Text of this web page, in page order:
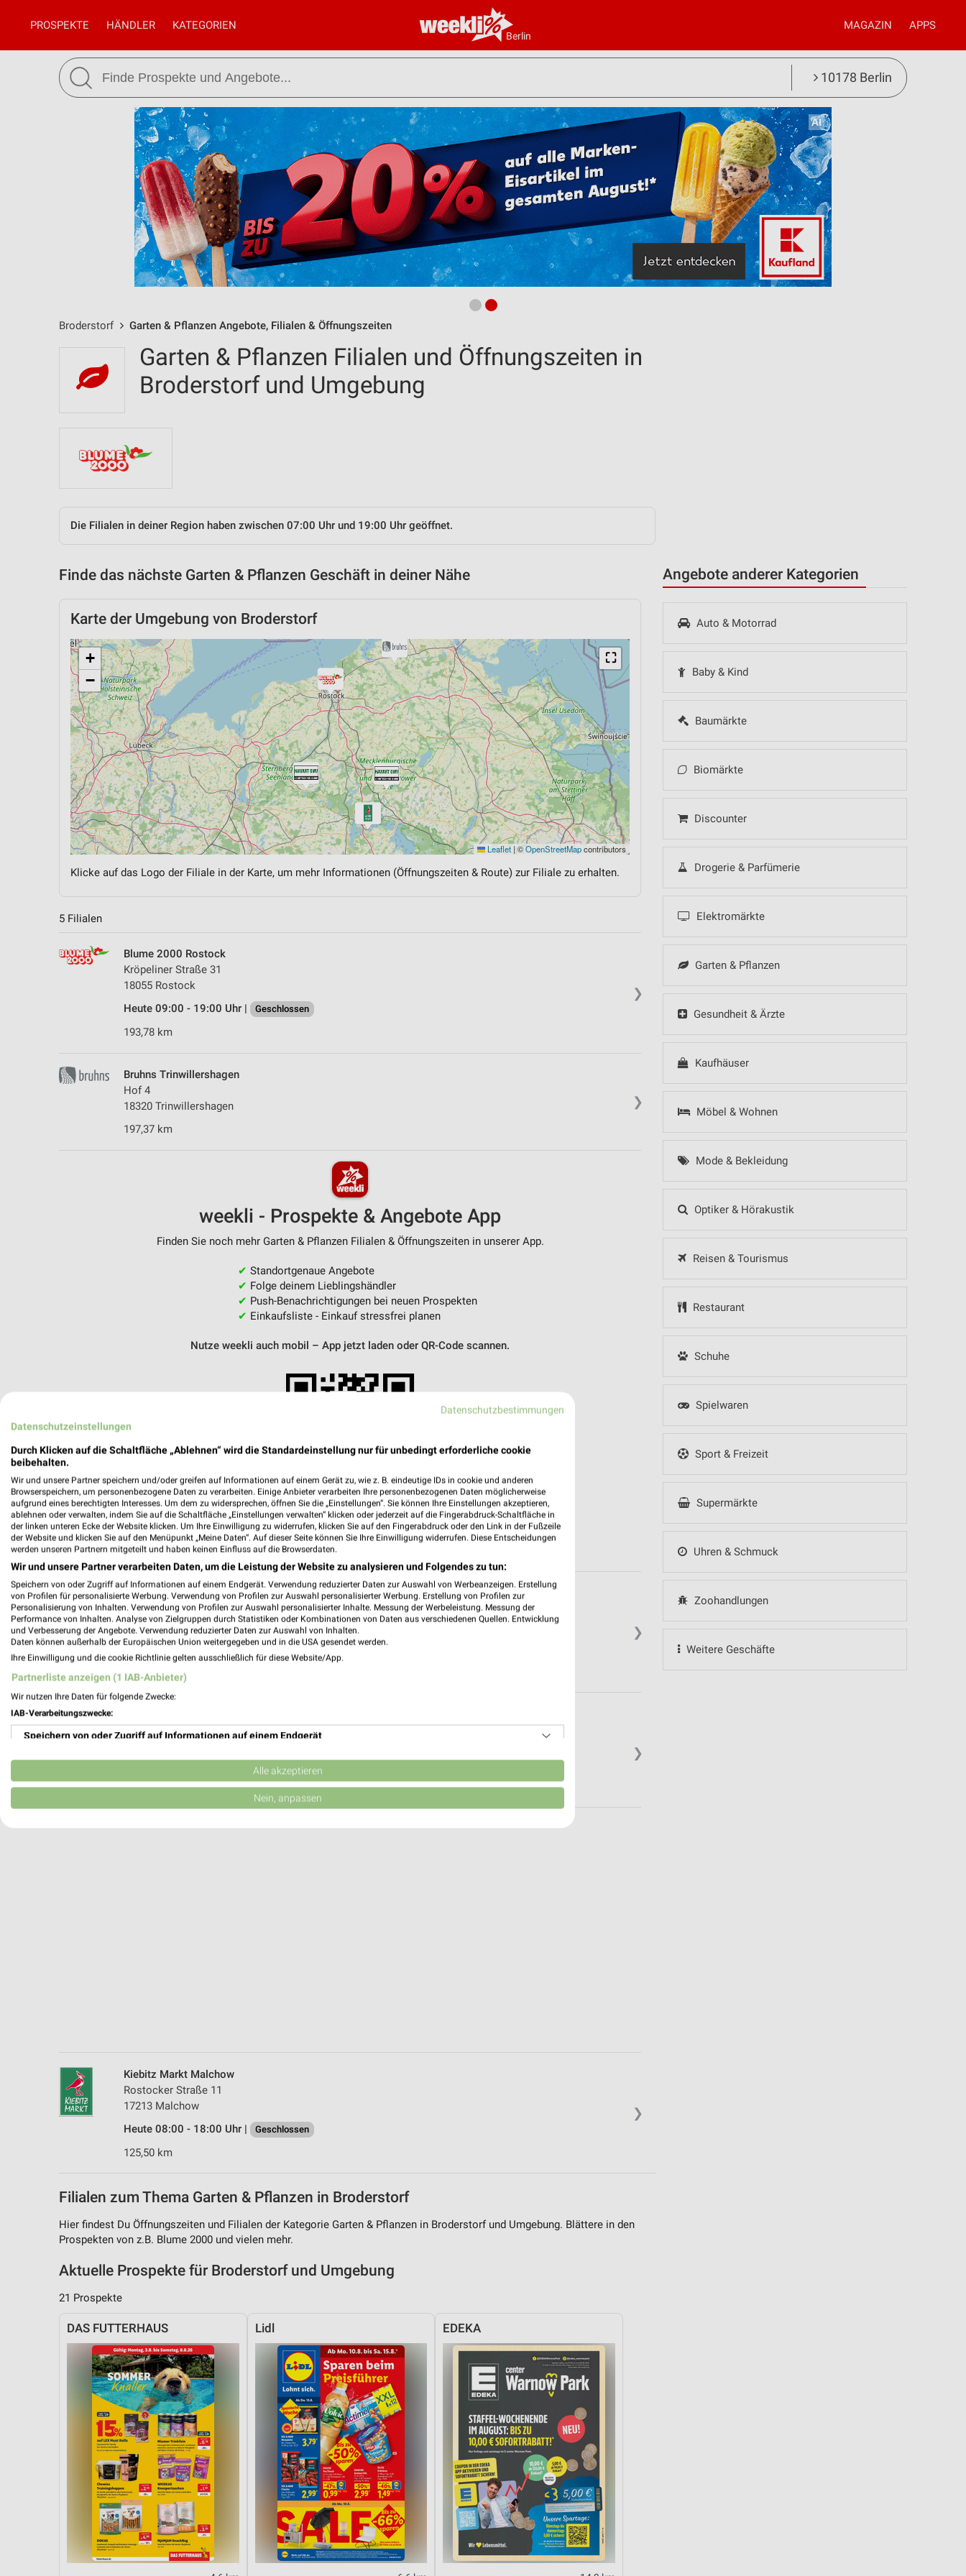
Berlin
PROSPEKTE HÄNDLER KATEGORIEN MAGAZIN APPS
10178 Berlin
Broderstorf Garten & Pflanzen Angebote, Filialen & Öffnungszeiten
Angebote anderer Kategorien
Auto & Motorrad
Baby & Kind
Baumärkte
Biomärkte
Discounter
Drogerie & Parfümerie
Elektromärkte
Garten & Pflanzen
Gesundheit & Ärzte
Kaufhäuser
Möbel & Wohnen
Mode & Bekleidung
Optiker & Hörakustik
Reisen & Tourismus
Restaurant
Schuhe
Spielwaren
Sport & Freizeit
Supermärkte
Uhren & Schmuck
Zoohandlungen
Weitere Geschäfte
Garten & Pflanzen Filialen und Öffnungszeiten in
Broderstorf und Umgebung
Die Filialen in deiner Region haben zwischen 07:00 Uhr und 19:00 Uhr geöffnet.
Finde das nächste Garten & Pflanzen Geschäft in deiner Nähe
Karte der Umgebung von Broderstorf
⛶
+
−
Leaflet | ©OpenStreetMapcontributors
Klicke auf das Logo der Filiale in der Karte, um mehr Informationen (Öffnungszeiten & Route) zur Filiale zu erhalten.
5 Filialen
❯
Blume 2000 Rostock
Kröpeliner Straße 31
18055 Rostock
Heute 09:00 - 19:00 Uhr |
Geschlossen
193,78 km
❯
Bruhns Trinwillershagen
Hof 4
18320 Trinwillershagen
197,37 km
weekli - Prospekte & Angebote App
Finden Sie noch mehr Garten & Pflanzen Filialen & Öffnungszeiten in unserer App.
✔ Standortgenaue Angebote
✔ Folge deinem Lieblingshändler
✔ Push-Benachrichtigungen bei neuen Prospekten
✔ Einkaufsliste - Einkauf stressfrei planen
Nutze weekli auch mobil – App jetzt laden oder QR-Code scannen.
❯
Hawart OMV Landtechnik Dahmen
Dorfstraße 1
17166 Dahmen
Heute 07:00 - 16:15 Uhr | Geschlossen
138,75 km
❯
Hauptstraße 18
Geschlossen
160,17 km
❯
Kiebitz Markt Malchow
Rostocker Straße 11
17213 Malchow
Heute 08:00 - 18:00 Uhr |
Geschlossen
125,50 km
Filialen zum Thema Garten & Pflanzen in Broderstorf
Hier findest Du Öffnungszeiten und Filialen der Kategorie Garten & Pflanzen in Broderstorf und Umgebung. Blättere in den
Prospekten von z.B. Blume 2000 und vielen mehr.
Aktuelle Prospekte für Broderstorf und Umgebung
21 Prospekte
DAS FUTTERHAUS Lidl EDEKA
Datenschutzbestimmungen
Datenschutzeinstellungen
Durch Klicken auf die Schaltfläche „Ablehnen“ wird die Standardeinstellung nur für unbedingt erforderliche cookie
beibehalten.
Wir und unsere Partner speichern und/oder greifen auf Informationen auf einem Gerät zu, wie z. B. eindeutige IDs in cookie und anderen
Browserspeichern, um personenbezogene Daten zu verarbeiten. Einige Anbieter verarbeiten Ihre personenbezogenen Daten möglicherweise
aufgrund eines berechtigten Interesses. Um dem zu widersprechen, öffnen Sie die „Einstellungen“. Sie können Ihre Einstellungen akzeptieren,
ablehnen oder verwalten, indem Sie auf die Schaltfläche „Einstellungen verwalten“ klicken oder jederzeit auf die Fingerabdruck-Schaltfläche in
der linken unteren Ecke der Website klicken. Um Ihre Einwilligung zu widerrufen, klicken Sie auf den Fingerabdruck oder den Link in der Fußzeile
der Website und klicken Sie auf den Menüpunkt „Meine Daten“. Auf dieser Seite können Sie Ihre Einwilligung widerrufen. Diese Entscheidungen
werden unseren Partnern mitgeteilt und haben keinen Einfluss auf die Browserdaten.
Wir und unsere Partner verarbeiten Daten, um die Leistung der Website zu analysieren und Folgendes zu tun:
Speichern von oder Zugriff auf Informationen auf einem Endgerät. Verwendung reduzierter Daten zur Auswahl von Werbeanzeigen. Erstellung
von Profilen für personalisierte Werbung. Verwendung von Profilen zur Auswahl personalisierter Werbung. Erstellung von Profilen zur
Personalisierung von Inhalten. Verwendung von Profilen zur Auswahl personalisierter Inhalte. Messung der Werbeleistung. Messung der
Performance von Inhalten. Analyse von Zielgruppen durch Statistiken oder Kombinationen von Daten aus verschiedenen Quellen. Entwicklung
und Verbesserung der Angebote. Verwendung reduzierter Daten zur Auswahl von Inhalten.
Daten können außerhalb der Europäischen Union weitergegeben und in die USA gesendet werden.
Ihre Einwilligung und die cookie Richtlinie gelten ausschließlich für diese Website/App.
Partnerliste anzeigen (1 IAB-Anbieter)
Wir nutzen Ihre Daten für folgende Zwecke:
IAB-Verarbeitungszwecke:
Speichern von oder Zugriff auf Informationen auf einem Endgerät
Verwendung reduzierter Daten zur Auswahl von Werbeanzeigen
Erstellung von Profilen für personalisierte Werbung
IAB-Besonderheiten:
Verwendung genauer Standortdaten
Geräte anhand von aktiv angeforderten Informationen identifizieren
Performance
Funktional
Alle akzeptieren
Nein, anpassen